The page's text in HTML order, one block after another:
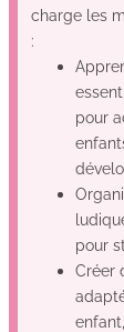
charge les
:
pour
pour
Créer